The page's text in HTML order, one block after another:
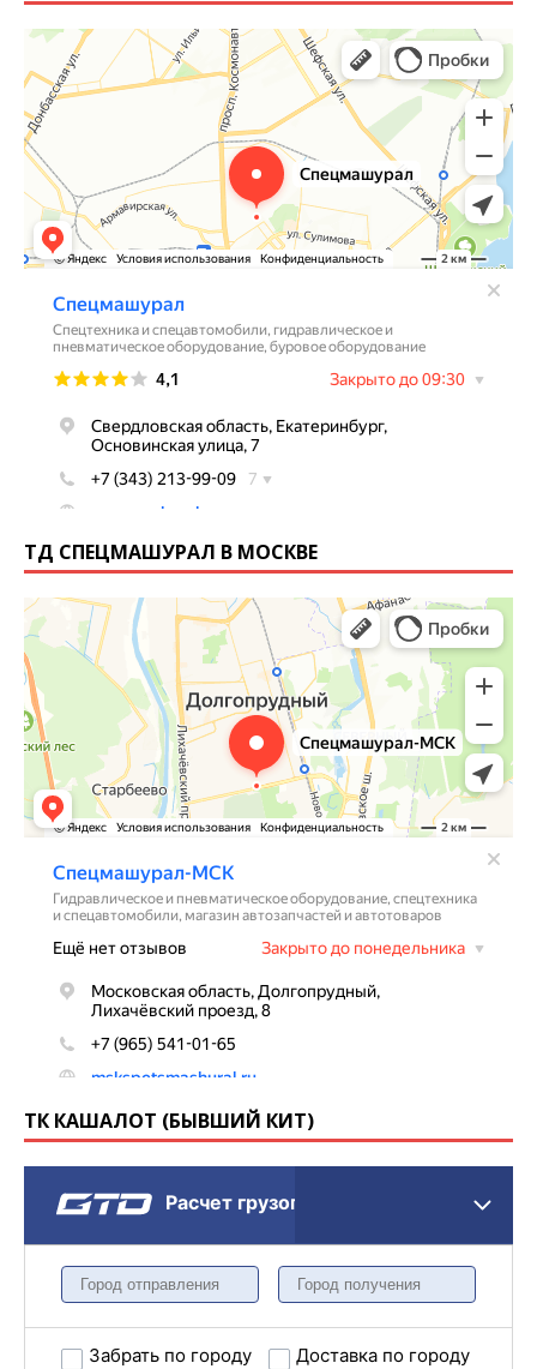
ТД СПЕЦМАШУРАЛ В МОСКВЕ
ТК КАШАЛОТ (БЫВШИЙ КИТ)
Расчет грузоперевозки
Забрать по городу Доставка по городу